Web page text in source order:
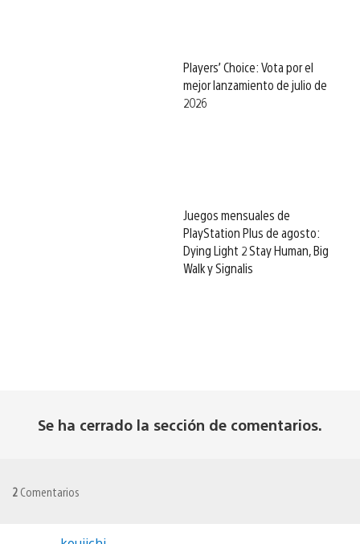
Players’ Choice: Vota por el
mejor lanzamiento de julio de
2026
Juegos mensuales de
PlayStation Plus de agosto:
Dying Light 2 Stay Human, Big
Walk y Signalis
Se ha cerrado la sección de comentarios.
2 Comentarios